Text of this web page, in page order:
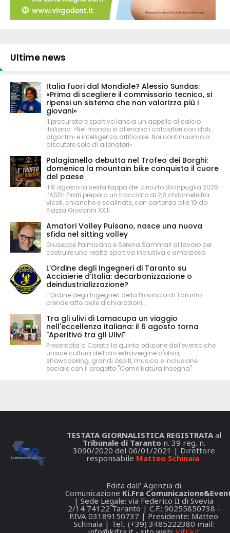
Ultime news
Italia fuori dal Mondiale? Alessio Sundas:
«Prima di scegliere il commissario tecnico, si
ripensi un sistema che non valorizza più i
giovani»
Il procuratore sportivo lancia un appello al calcio
italiano: «Nel mondo si allenano i calciatori con dati,
algoritmi e intelligenza artificiale. Noi continuiamo a
discutere solo di allenatori»
Palagianello debutta nel Trofeo dei Borghi:
domenica la mountain bike conquista il cuore
del paese
Il 9 agosto la sesta tappa del circuito Bicinpuglia 2026:
l’ASD I Pirati prepara un tracciato di 2,8 chilometri tra
vicoli, chianche e scalinate, con partenza alle 19 da
Piazza Giovanni XXIII
Amatori Volley Pulsano, nasce una nuova
sfida nel sitting volley
Giuseppe Palmisano e Serena Sammali al lavoro per
costruire una realtà sportiva inclusiva e ambiziosa
L’Ordine degli Ingegneri di Taranto su
Acciaierie d’Italia: decarbonizzazione o
deindustrializzazione?
L’Ordine degli Ingegneri della Provincia di Taranto
prende atto delle dichiarazioni...
Tra gli ulivi di Lamacupa un viaggio
nell'eccellenza italiana: il 6 agosto torna
"Aperitivo tra gli Ulivi"
Presentata a Corato la quinta edizione dell'evento che
unisce cultura dell'olio extravergine d'oliva,
showcooking, grandi ospiti, musica e inclusione
sociale con il progetto "Come Natura Insegna"
TESTATA GIORNALISTICA REGISTRATAal
Tribunale di Taranto n. 39 reg. n.
3090/2020 del 06/01/2021 | Direttore
responsabile Matteo Schinaia
Edita dall' Agenzia di
Comunicazione Ki.Fra
| Sede Legale: via Federico II di Svevia
2/14 74122 Taranto | C.F.: 90255850738 -
P.IVA 03189150737 | Presidente: Matteo
Schinaia | Tel.: (+39) 3485222380 mail: